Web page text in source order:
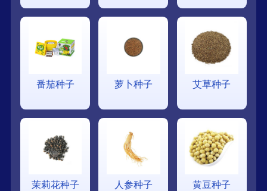
番茄种子 萝卜种子 艾草种子
茉莉花种子 人参种子 黄豆种子